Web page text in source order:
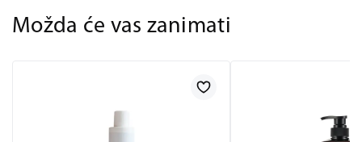
Možda će vas zanimati